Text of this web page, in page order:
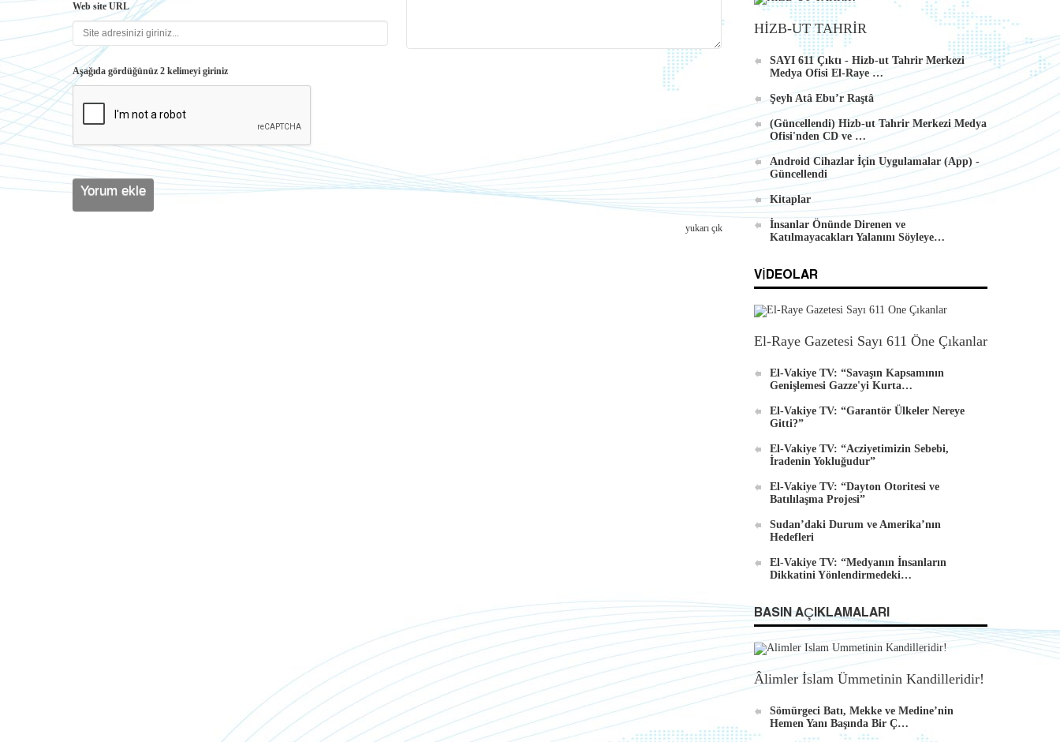
Web site URL
Aşağıda gördüğünüz 2 kelimeyi giriniz
yukarı çık
Android İçin Yeni El-Waie Dergisi
Uygulaması
HİZB-UT TAHRİR
SAYI 611 Çıktı - Hizb-ut Tahrir Merkezi
Medya Ofisi El-Raye …
Şeyh Atâ Ebu’r Raştâ
(Güncellendi) Hizb-ut Tahrir Merkezi Medya
Ofisi'nden CD ve …
Android Cihazlar İçin Uygulamalar (App) -
Güncellendi
Kitaplar
İnsanlar Önünde Direnen ve
Katılmayacakları Yalanını Söyleye…
VIDEOLAR
El-Raye Gazetesi Sayı 611 Öne Çıkanlar
El-Vakiye TV: “Savaşın Kapsamının
Genişlemesi Gazze'yi Kurta…
El-Vakiye TV: “Garantör Ülkeler Nereye
Gitti?”
El-Vakiye TV: “Acziyetimizin Sebebi,
İradenin Yokluğudur”
El-Vakiye TV: “Dayton Otoritesi ve
Batılılaşma Projesi”
Sudan’daki Durum ve Amerika’nın
Hedefleri
El-Vakiye TV: “Medyanın İnsanların
Dikkatini Yönlendirmedeki…
BASIN AÇIKLAMALARI
Âlimler İslam Ümmetinin Kandilleridir!
Sömürgeci Batı, Mekke ve Medine’nin
Hemen Yanı Başında Bir Ç…